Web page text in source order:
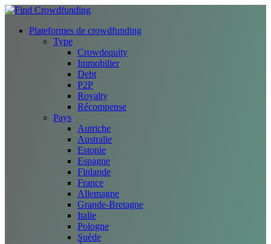
Plateformes de crowdfunding
Type
Crowdequity
Immobilier
Debt
P2P
Royalty
Récompense
Pays
Autriche
Australie
Estonie
Espagne
Finlande
France
Allemagne
Grande-Bretagne
Italie
Pologne
Suède